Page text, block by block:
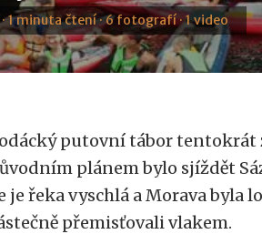
1 minuta čtení · 6 fotografí · 1 video
putovní tábor tentokrát
plánem bylo sjíždět
je řeka vyschlá a Morava byla
přemisťovali vlakem.